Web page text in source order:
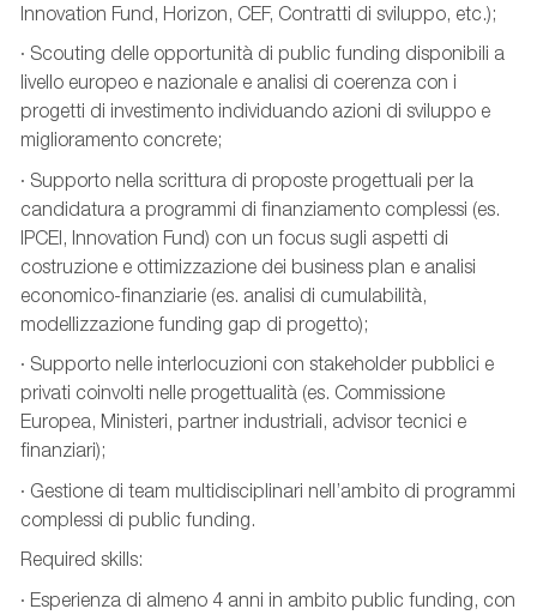
Innovation Fund, Horizon, CEF, Contratti di sviluppo, etc.);
· Scouting delle opportunità di public funding disponibili a
livello europeo e nazionale e analisi di coerenza con i
progetti di investimento individuando azioni di sviluppo e
miglioramento concrete;
· Supporto nella scrittura di proposte progettuali per la
candidatura a programmi di finanziamento complessi (es.
IPCEI, Innovation Fund) con un focus sugli aspetti di
costruzione e ottimizzazione dei business plan e analisi
economico-finanziarie (es. analisi di cumulabilità,
modellizzazione funding gap di progetto);
· Supporto nelle interlocuzioni con stakeholder pubblici e
privati coinvolti nelle progettualità (es. Commissione
Europea, Ministeri, partner industriali, advisor tecnici e
finanziari);
· Gestione di team multidisciplinari nell’ambito di programmi
complessi di public funding.
Required skills:
· Esperienza di almeno 4 anni in ambito public funding, con